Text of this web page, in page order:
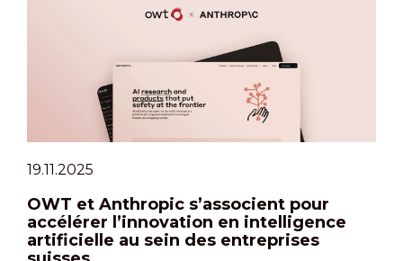
19.11.2025
OWT et Anthropic s’associent pour
accélérer l’innovation en intelligence
artificielle au sein des entreprises